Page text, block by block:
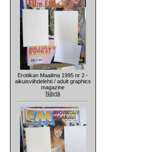
Erotiikan Maailma 1995 nr 2 -
aikuisviihdelehti / adult graphics
magazine
Näytä